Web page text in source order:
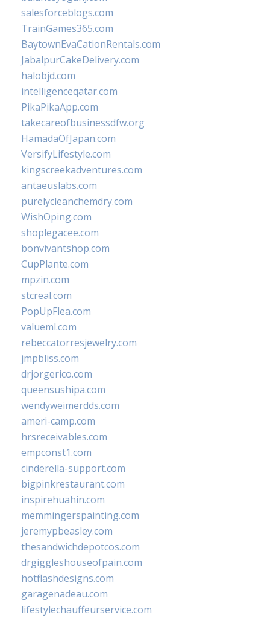
salesforceblogs.com
TrainGames365.com
BaytownEvaCationRentals.com
JabalpurCakeDelivery.com
halobjd.com
intelligenceqatar.com
PikaPikaApp.com
takecareofbusinessdfw.org
HamadaOfJapan.com
VersifyLifestyle.com
kingscreekadventures.com
antaeuslabs.com
purelycleanchemdry.com
WishOping.com
shoplegacee.com
bonvivantshop.com
CupPlante.com
mpzin.com
stcreal.com
PopUpFlea.com
valueml.com
rebeccatorresjewelry.com
jmpbliss.com
drjorgerico.com
queensushipa.com
wendyweimerdds.com
ameri-camp.com
hrsreceivables.com
empconst1.com
cinderella-support.com
bigpinkrestaurant.com
inspirehuahin.com
memmingerspainting.com
jeremypbeasley.com
thesandwichdepotcos.com
drgiggleshouseofpain.com
hotflashdesigns.com
garagenadeau.com
lifestylechauffeurservice.com